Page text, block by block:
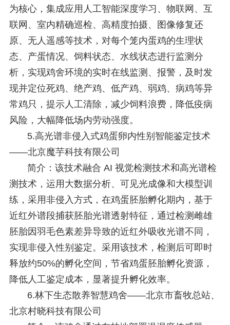
为核心，集成应用人工智能深度学习、物联网、互
联网、室内精确巡检、高精度拍摄、图像修复还
原、无人遥感等技术，对每个笼内蛋鸡的生理状
态、产蛋情况、饲料状态、水线状态进行监测分
析，实现鸡舍环境的实时在线监测、报警，及时发
现并定位死鸡、绝产鸡、低产鸡、弱鸡、病鸡等异
常鸡只，提示人工清除，减少饲料浪费，降低疫病
风险，大幅降低场内劳动强度。
5.高光谱非侵入式鸡蛋卵内性别智能鉴定技术
——北京魔芋科技有限公司
简介：该技术融合 AI 视觉检测技术和高光谱检
测技术，运用大数据分析、可见光成像和大模型训
练，采用非侵入方式，在鸡蛋胚胎孵化期内，基于
近红外谱段捕获胚胎光谱透射特征，通过检测雌雄
胚胎因羽毛色素差异导致的近红外吸收光谱不同，
实现非侵入性别鉴定。采用该技术，检测后可即时
释放约50%的孵化空间，节省鸡蛋胚胎孵化资源，
降低人工鉴定成本，显著提升孵化效率。
6.林下生态散养智慧鸡舍——北京市畜牧总站、
北京村晓科技有限公司